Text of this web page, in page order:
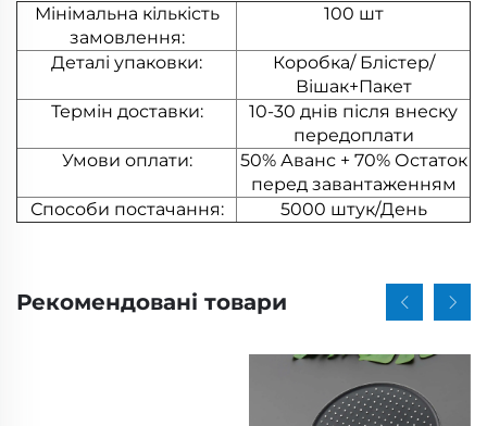
Мінімальна кількість
замовлення:
100 шт
Деталі упаковки:
Коробка/ Блістер/
Вішак+Пакет
Термін доставки:
10-30 днів після внеску
передоплати
Умови оплати:
50% Аванс + 70% Остаток
перед завантаженням
Способи постачання:
5000 штук/День
Рекомендовані товари